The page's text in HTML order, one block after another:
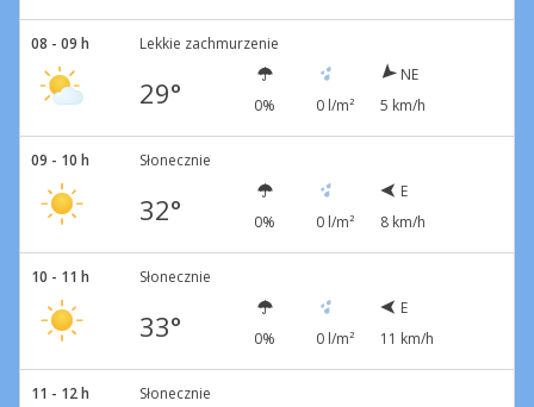
08 - 09 h Lekkie zachmurzenie
29° 0% 0 l/m²
NE
5 km/h
09 - 10 h Słonecznie
32° 0% 0 l/m²
E
8 km/h
10 - 11 h Słonecznie
33° 0% 0 l/m²
E
11 km/h
11 - 12 h Słonecznie